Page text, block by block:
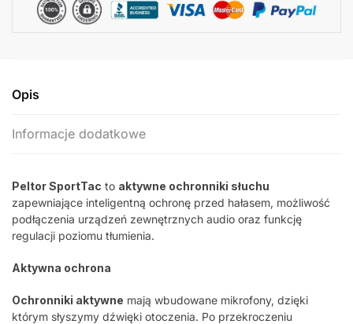
Opis
Informacje dodatkowe
Peltor SportTac to aktywne ochronniki słuchu
zapewniające inteligentną ochronę przed hałasem, możliwość
podłączenia urządzeń zewnętrznych audio oraz funkcję
regulacji poziomu tłumienia.
Aktywna ochrona
Ochronniki aktywne mają wbudowane mikrofony, dzięki
którym słyszymy dźwięki otoczenia. Po przekroczeniu